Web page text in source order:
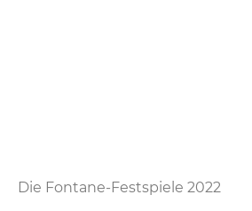
Die Fontane-Festspiele 2022